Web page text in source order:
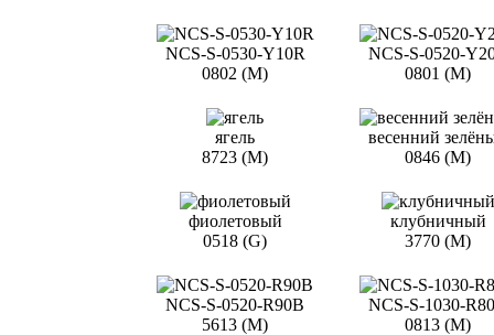
NCS-S-0530-Y10R
0802 (M)
NCS-S-0520-
0801 (M)
ягель
8723 (M)
весенний
0846 (M)
фиолетовый
0518 (G)
клубничный
3770 (M)
NCS-S-0520-R90B
5613 (M)
NCS-S-1030-
0813 (M)